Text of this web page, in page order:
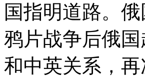
国指明道路。
鸦片战争后俄
和中英关系，